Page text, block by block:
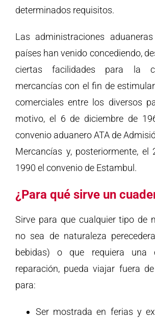
determinados requisitos.
Las administraciones
países han venido concediendo,
ciertas facilidades para la
mercancías con el fin de
comerciales entre los diversos
motivo, el 6 de diciembre de
convenio aduanero ATA de
Mercancías y, posteriormente, el
1990 el convenio de Estambul.
¿Para qué sirve un
Sirve para que cualquier tipo de
no sea de naturaleza
bebidas) o que requiera una
reparación, pueda viajar fuera
para:
Ser mostrada en ferias y